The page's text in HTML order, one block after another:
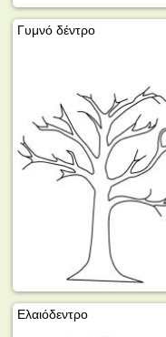
Γυμνό δέντρο
Ελαιόδεντρο